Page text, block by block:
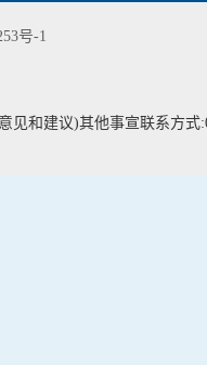
号-1
见和建议)其他事宣联系方式